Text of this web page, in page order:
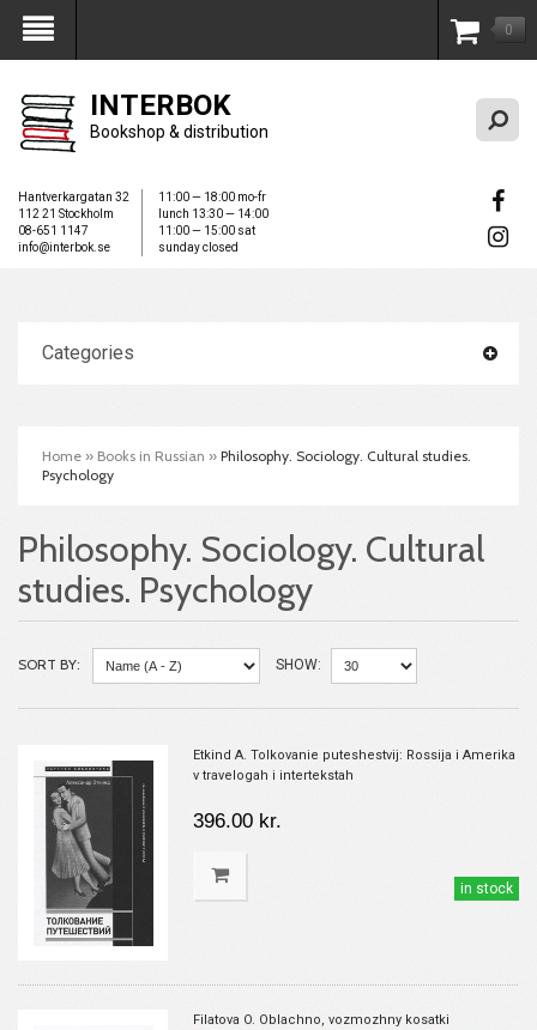
My Account 0
INTERBOK
Bookshop & distribution
Hantverkargatan 32
112 21 Stockholm
08-651 1147
info@interbok.se
11:00 — 18:00 mo-fr
lunch 13:30 — 14:00
11:00 — 15:00 sat
sunday closed
Categories
Home » Books in Russian » Philosophy. Sociology. Cultural studies.
Psychology
Philosophy. Sociology. Cultural
studies. Psychology
SORT BY: SHOW:
Etkind A. Tolkovanie puteshestvij: Rossija i Amerika
v travelogah i intertekstah
396.00 kr.
in stock
Filatova O. Oblachno, vozmozhny kosatki